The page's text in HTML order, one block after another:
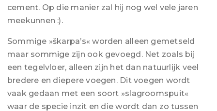
cement. Op die manier zal hij nog wel vele jaren
meekunnen :).
Sommige »škarpa’s« worden alleen gemetseld
maar sommige zijn ook gevoegd. Net zoals bij
een tegelvloer, alleen zijn het dan natuurlijk veel
bredere en diepere voegen. Dit voegen wordt
vaak gedaan met een soort »slagroomspuit«
waar de specie inzit en die wordt dan zo tussen